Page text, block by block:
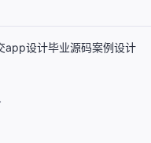
app设计毕业源码案例设计